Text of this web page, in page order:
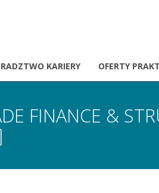
KARIERY OFERTY
FINANCE &